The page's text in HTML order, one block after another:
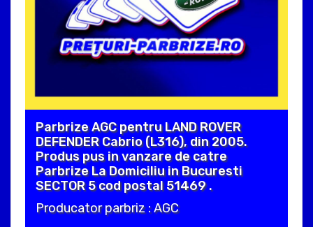
Parbrize AGC pentru LAND ROVER
DEFENDER Cabrio (L316), din 2005.
Produs pus in vanzare de catre
Parbrize La Domiciliu in Bucuresti
SECTOR 5 cod postal 51469 .
Producator parbriz : AGC